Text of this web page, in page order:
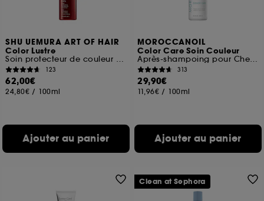
SHU UEMURA ART OF HAIR
Color Lustre
Soin protecteur de couleur avec de l'extrait de saké kasu
123
62,00€
24,80€ / 100ml
Ajouter au panier
MOROCCANOIL
Color Care Soin Couleur
Après-shampoing pour Cheveux Colorés
313
29,90€
11,96€ / 100ml
Ajouter au panier
Clean at Sephora